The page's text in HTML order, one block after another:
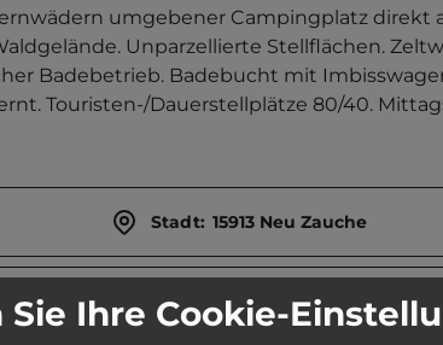
umgebener Campingplatz direkt
Unparzellierte Stellflächen.
Badebetrieb. Badebucht mit
Touristen-/Dauerstellplätze 80/40.
Stadt: 15913 Neu Zauche
Webseite: www.spreewaelder-
Sie Ihre Cookie-